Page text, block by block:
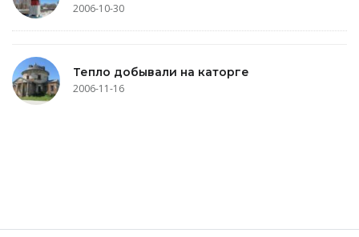
2006-10-30
Тепло добывали на каторге
2006-11-16